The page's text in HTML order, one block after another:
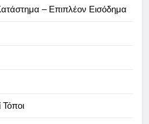
– Επιπλέον Εισόδημα